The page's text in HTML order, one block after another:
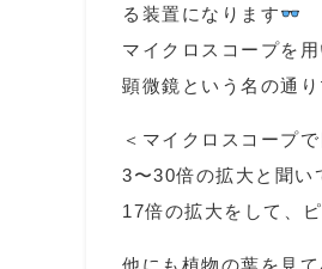
る装置になります
マイクロスコープを
顕微鏡という名の通
＜マイクロスコープ
3〜30倍の拡大と聞い
17倍の拡大をして、
他にも植物の葉を見